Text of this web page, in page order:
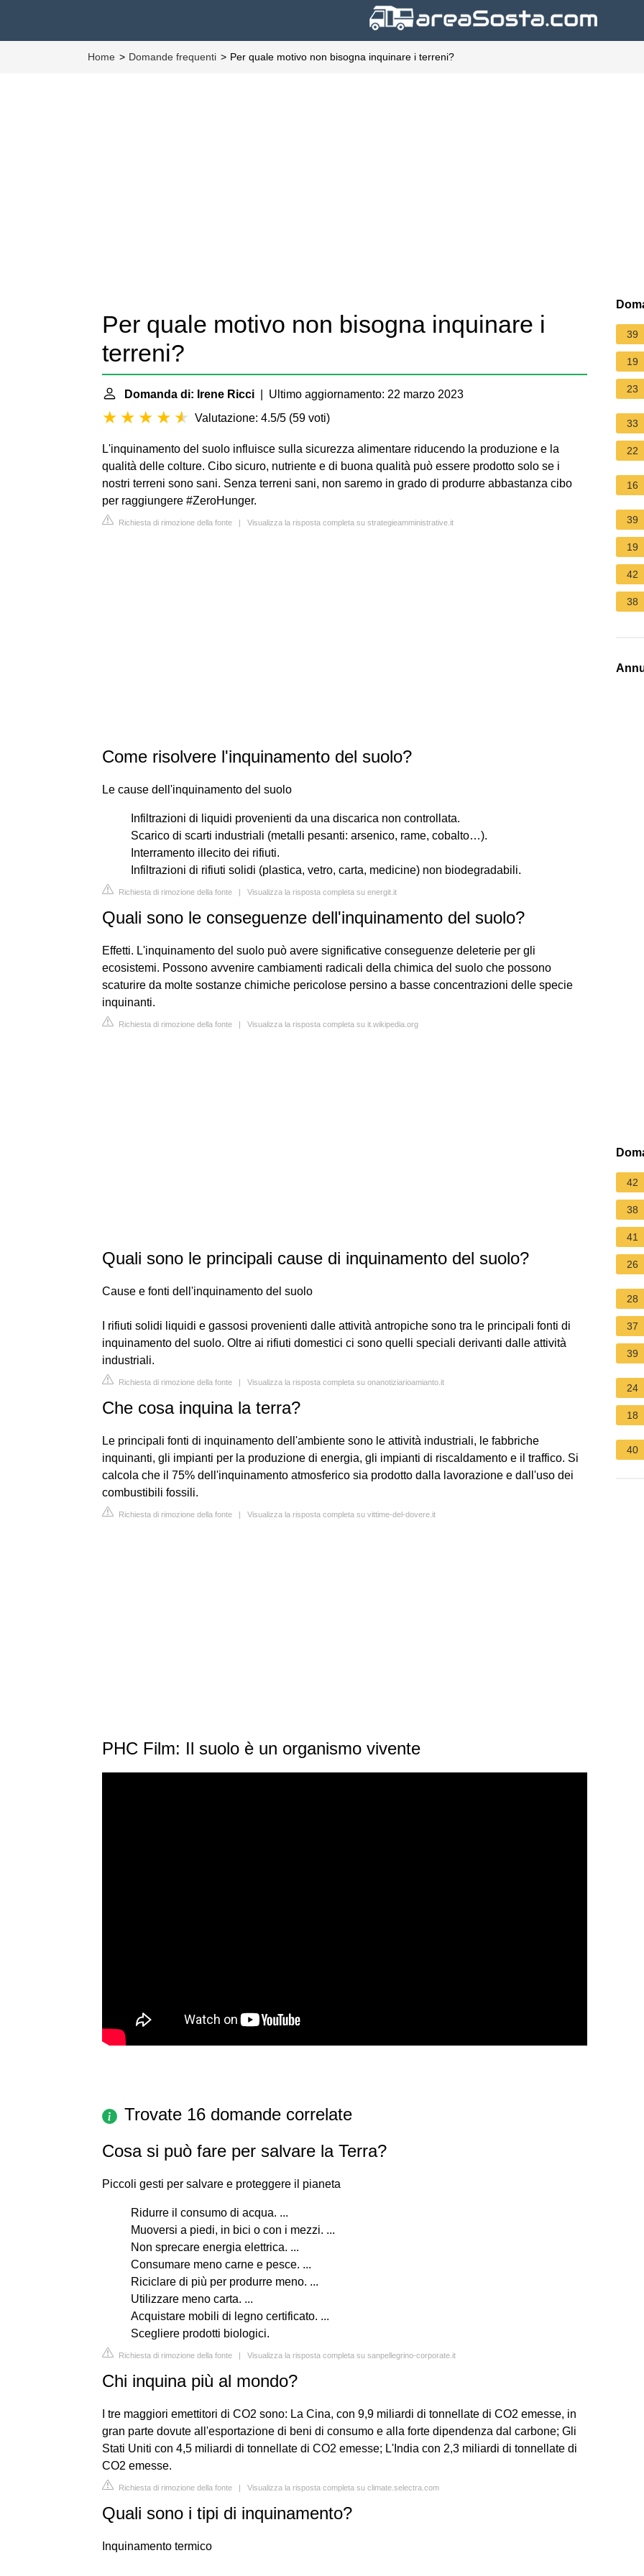
Home Domande frequenti Per quale motivo non bisogna inquinare i terreni?
Per quale motivo non bisogna inquinare i
terreni?
Domanda di: Irene Ricci | Ultimo aggiornamento: 22 marzo 2023
Valutazione: 4.5/5 (59 voti)
L'inquinamento del suolo influisce sulla sicurezza alimentare riducendo la produzione e la
qualità delle colture. Cibo sicuro, nutriente e di buona qualità può essere prodotto solo se i
nostri terreni sono sani. Senza terreni sani, non saremo in grado di produrre abbastanza cibo
per raggiungere #ZeroHunger.
Richiesta di rimozione della fonte | Visualizza la risposta completa su strategieamministrative.it
Come risolvere l'inquinamento del suolo?
Le cause dell'inquinamento del suolo
Infiltrazioni di liquidi provenienti da una discarica non controllata.
Scarico di scarti industriali (metalli pesanti: arsenico, rame, cobalto…).
Interramento illecito dei rifiuti.
Infiltrazioni di rifiuti solidi (plastica, vetro, carta, medicine) non biodegradabili.
Richiesta di rimozione della fonte | Visualizza la risposta completa su energit.it
Quali sono le conseguenze dell'inquinamento del suolo?
Effetti. L'inquinamento del suolo può avere significative conseguenze deleterie per gli
ecosistemi. Possono avvenire cambiamenti radicali della chimica del suolo che possono
scaturire da molte sostanze chimiche pericolose persino a basse concentrazioni delle specie
inquinanti.
Richiesta di rimozione della fonte | Visualizza la risposta completa su it.wikipedia.org
Quali sono le principali cause di inquinamento del suolo?
Cause e fonti dell'inquinamento del suolo
I rifiuti solidi liquidi e gassosi provenienti dalle attività antropiche sono tra le principali fonti di
inquinamento del suolo. Oltre ai rifiuti domestici ci sono quelli speciali derivanti dalle attività
industriali.
Richiesta di rimozione della fonte | Visualizza la risposta completa su onanotiziarioamianto.it
Che cosa inquina la terra?
Le principali fonti di inquinamento dell'ambiente sono le attività industriali, le fabbriche
inquinanti, gli impianti per la produzione di energia, gli impianti di riscaldamento e il traffico. Si
calcola che il 75% dell'inquinamento atmosferico sia prodotto dalla lavorazione e dall'uso dei
combustibili fossili.
Richiesta di rimozione della fonte | Visualizza la risposta completa su vittime-del-dovere.it
PHC Film: Il suolo è un organismo vivente
Trovate 16 domande correlate
Cosa si può fare per salvare la Terra?
Piccoli gesti per salvare e proteggere il pianeta
Ridurre il consumo di acqua. ...
Muoversi a piedi, in bici o con i mezzi. ...
Non sprecare energia elettrica. ...
Consumare meno carne e pesce. ...
Riciclare di più per produrre meno. ...
Utilizzare meno carta. ...
Acquistare mobili di legno certificato. ...
Scegliere prodotti biologici.
Richiesta di rimozione della fonte | Visualizza la risposta completa su sanpellegrino-corporate.it
Chi inquina più al mondo?
I tre maggiori emettitori di CO2 sono: La Cina, con 9,9 miliardi di tonnellate di CO2 emesse, in
gran parte dovute all'esportazione di beni di consumo e alla forte dipendenza dal carbone; Gli
Stati Uniti con 4,5 miliardi di tonnellate di CO2 emesse; L'India con 2,3 miliardi di tonnellate di
CO2 emesse.
Richiesta di rimozione della fonte | Visualizza la risposta completa su climate.selectra.com
Quali sono i tipi di inquinamento?
Inquinamento termico
39
19
23
33
22
16
39
19
42
38
42
38
41
26
28
37
39
24
18
40